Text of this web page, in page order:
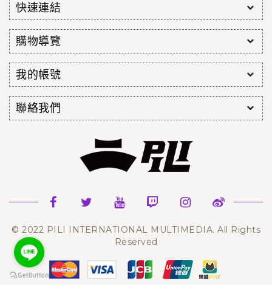
快速連結
購物導覽
我的帳號
聯絡我們
© 2022 PILI INTERNATIONAL MULTIMEDIA. All Rights
Reserved